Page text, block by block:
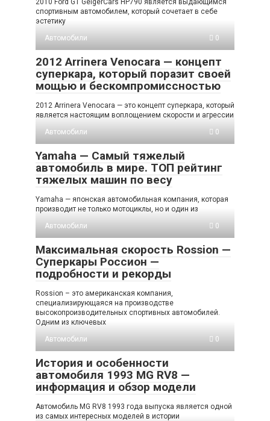
2010 Ford GT GeigerCars HP790 является выдающимся
спортивным автомобилем, который сочетает в себе
эстетику
Автомобили
0
2012 Arrinera Venocara — концепт
суперкара, который поразит своей
мощью и бескомпромиссностью
2012 Arrinera Venocara — это концепт суперкара, который
является настоящим воплощением скорости и агрессии
Автомобили
0
Yamaha — Самый тяжелый
автомобиль в мире. ТОП рейтинг
тяжелых машин по весу
Yamaha — японская автомобильная компания, которая
производит не только мотоциклы, но и один из
Автомобили
0
Максимальная скорость Rossion —
Суперкары Россион —
подробности и рекорды
Rossion – это американская компания,
специализирующаяся на производстве
высокопроизводительных спортивных автомобилей.
Одним из ключевых
Автомобили
0
История и особенности
автомобиля 1993 MG RV8 —
информация и обзор модели
Автомобиль MG RV8 1993 года выпуска является одной
из самых интересных моделей в истории